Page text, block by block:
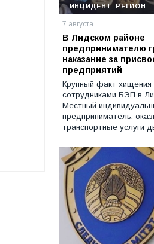
ИНЦИДЕНТ РЕГИОН
7 августа
В Лидском районе
предпринимателю
наказание за
предприятий
Крупный факт хищения
сотрудниками БЭП в
Местный
предприниматель,
транспортные услуги